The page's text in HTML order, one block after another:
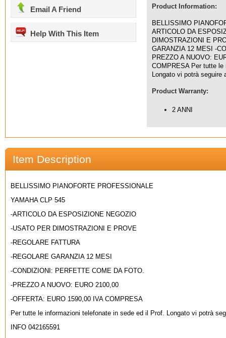
Email A Friend
Help With This Item
Product Information:
BELLISSIMO
ARTICOLO DA
DIMOSTRAZIONI E
GARANZIA 12 MESI -
PREZZO A NUOVO:
COMPRESA Per tutte
Longato vi potrà
Product Warranty:
2 ANNI
Item Description
BELLISSIMO PIANOFORTE PROFESSIONALE
YAMAHA CLP 545
-ARTICOLO DA ESPOSIZIONE NEGOZIO
-USATO PER DIMOSTRAZIONI E PROVE
-REGOLARE FATTURA
-REGOLARE GARANZIA 12 MESI
-CONDIZIONI: PERFETTE COME DA FOTO.
-PREZZO A NUOVO: EURO 2100,00
-OFFERTA: EURO 1590,00 IVA COMPRESA
Per tutte le informazioni telefonate in sede ed il Prof. Longato vi potrà
INFO 042165591